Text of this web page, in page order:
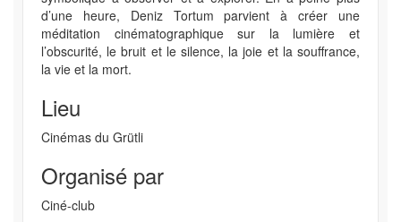
d’une heure, Deniz Tortum parvient à créer une
méditation cinématographique sur la lumière et
l’obscurité, le bruit et le silence, la joie et la souffrance,
la vie et la mort.
Lieu
Cinémas du Grütli
Organisé par
Ciné-club